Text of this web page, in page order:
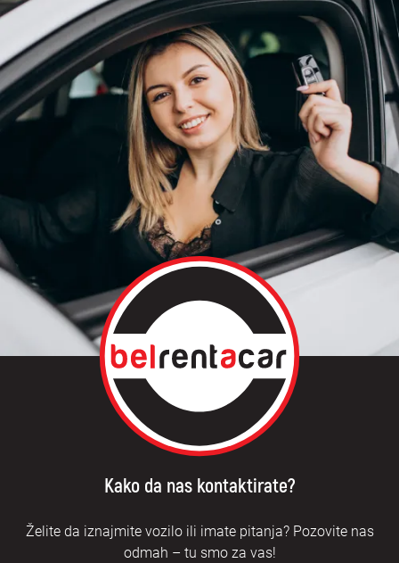
Kako da nas kontaktirate?
Želite da iznajmite vozilo ili imate pitanja? Pozovite nas
odmah – tu smo za vas!